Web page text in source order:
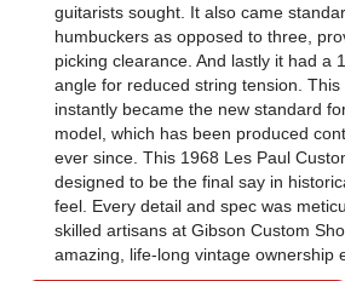
guitarists sought. It also came
humbuckers as opposed to three,
picking clearance. And lastly it had a
angle for reduced string tension.
instantly became the new standard
model, which has been produced
ever since. This 1968 Les Paul
designed to be the final say in
feel. Every detail and spec was
skilled artisans at Gibson Custom
amazing, life-long vintage ownership